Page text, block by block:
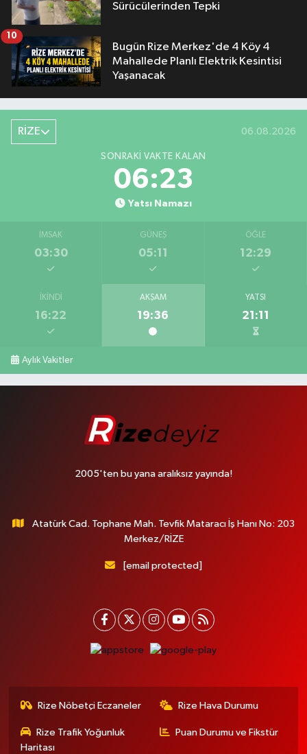
Sürücülerinden Tepki
Bugün Rize Merkez'de 4 Köy 4
Mahallede Planlı Elektrik Kesintisi
Yaşanacak
10
RİZE 06.08.2026
SONRAKI VAKTE KALAN
06:22
Yatsı Namazı
İMSAK
03:30
GÜNEŞ
05:11
ÖĞLE
12:29
İKINDI
16:22
AKŞAM
19:36
YATSI
21:11
Aylık Vakitler
2005'ten bu yana aralıksız yayında!
Atatürk Cad. Tophane Mah. Tevfik Mataracı İş Hanı No: 203
Merkez/RİZE
[email protected]
Rize Nöbetçi Eczaneler Rize Hava Durumu
Rize Trafik Yoğunluk
Haritası
Puan Durumu ve Fikstür